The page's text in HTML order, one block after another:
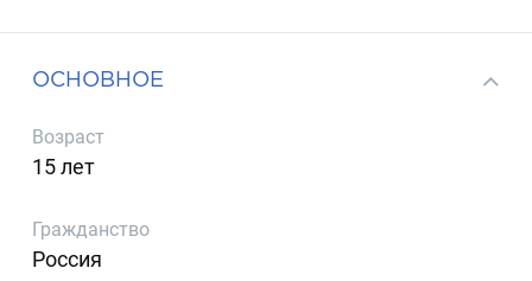
ОСНОВНОЕ
Возраст
15 лет
Гражданство
Россия